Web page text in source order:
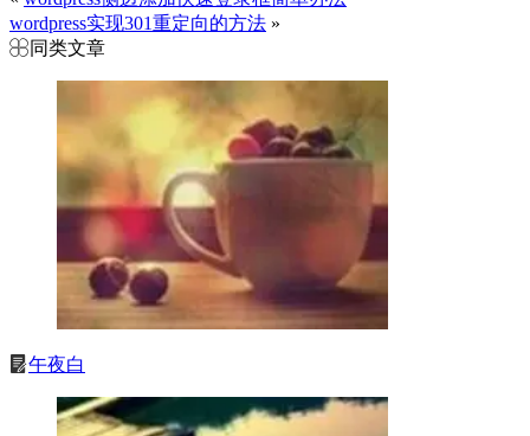
wordpress实现301重定向的方法 »
同类文章
午夜白